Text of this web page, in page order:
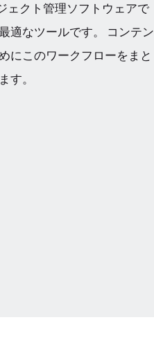
ェクト管理ソフトウェアで
適なツールです。 コンテン
にこのワークフローをまと
す。